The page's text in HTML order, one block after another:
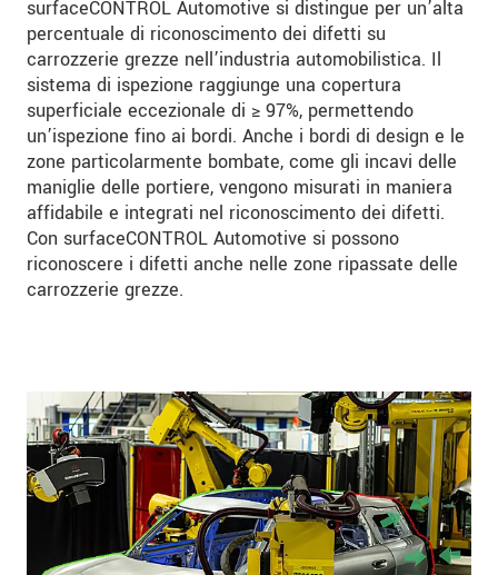
surfaceCONTROL Automotive si distingue per un’alta
percentuale di riconoscimento dei difetti su
carrozzerie grezze nell’industria automobilistica. Il
sistema di ispezione raggiunge una copertura
superficiale eccezionale di ≥ 97%, permettendo
un’ispezione fino ai bordi. Anche i bordi di design e le
zone particolarmente bombate, come gli incavi delle
maniglie delle portiere, vengono misurati in maniera
affidabile e integrati nel riconoscimento dei difetti.
Con surfaceCONTROL Automotive si possono
riconoscere i difetti anche nelle zone ripassate delle
carrozzerie grezze.